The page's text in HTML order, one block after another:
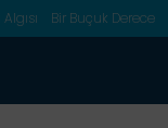
Bir Buçuk Derece